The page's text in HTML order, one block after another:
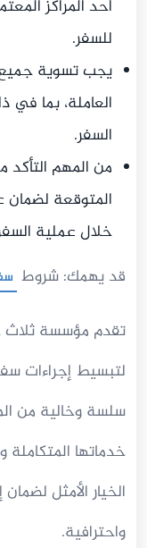
أحد المراكز
للسفر.
يجب تسوية جميع
العاملة، بما في
السفر.
من المهم
المتوقعة
خلال عملية
قد يهمك: شروط
تقدم مؤسسة ثلاث
لتبسيط إجراءات
سلسة وخالية من
خدماتها
الخيار الأمثل
واحترافية.